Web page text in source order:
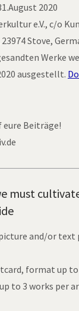
2020
e.V., c/o
Stove,
Werke
ausgestellt.
eure Beiträge!
must
and/or
format up to
to 3 works per